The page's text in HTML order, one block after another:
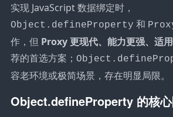
实现 JavaScript 数据绑定时，
Object.defineProperty 和
作，但 Proxy 更现代、能力更强、适
荐的首选方案；
容老环境或极简场景，存在明显局限。
Object.defineProperty 的核